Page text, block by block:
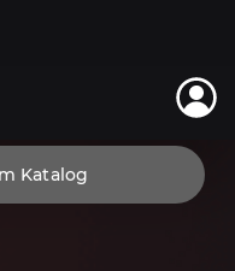
Katalog